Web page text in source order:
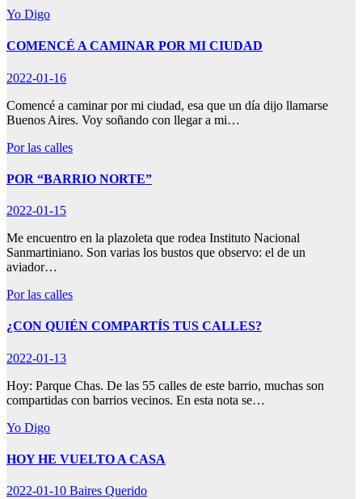
Yo Digo
COMENCÉ A CAMINAR POR MI CIUDAD
2022-01-16
Comencé a caminar por mi ciudad, esa que un día dijo llamarse
Buenos Aires. Voy soñando con llegar a mi…
Por las calles
POR “BARRIO NORTE”
2022-01-15
Me encuentro en la plazoleta que rodea Instituto Nacional
Sanmartiniano. Son varias los bustos que observo: el de un
aviador…
Por las calles
¿CON QUIÉN COMPARTÍS TUS CALLES?
2022-01-13
Hoy: Parque Chas. De las 55 calles de este barrio, muchas son
compartidas con barrios vecinos. En esta nota se…
Yo Digo
HOY HE VUELTO A CASA
2022-01-10 Baires Querido